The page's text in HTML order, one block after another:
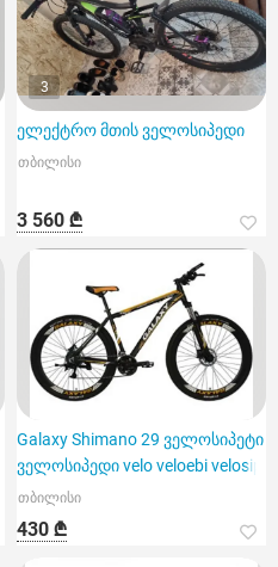
3
ელექტრო მთის ველოსიპედი
თბილისი
3 560 ₾
Galaxy Shimano 29 ველოსიპეტი
ველოსიპედი velo veloebi velosip
თბილისი
430 ₾